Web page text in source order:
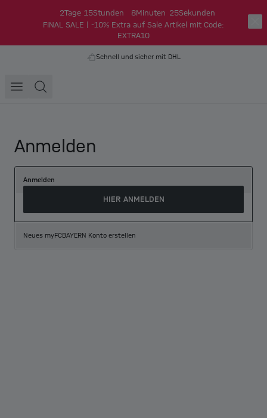
2Tage 15Stunden 8Minuten 25Sekunden
FINAL SALE | -10% Extra auf Sale Artikel mit Code:
EXTRA10
Schnell und sicher mit DHL
Anmelden
Anmelden
HIER ANMELDEN
Neues myFCBAYERN Konto erstellen